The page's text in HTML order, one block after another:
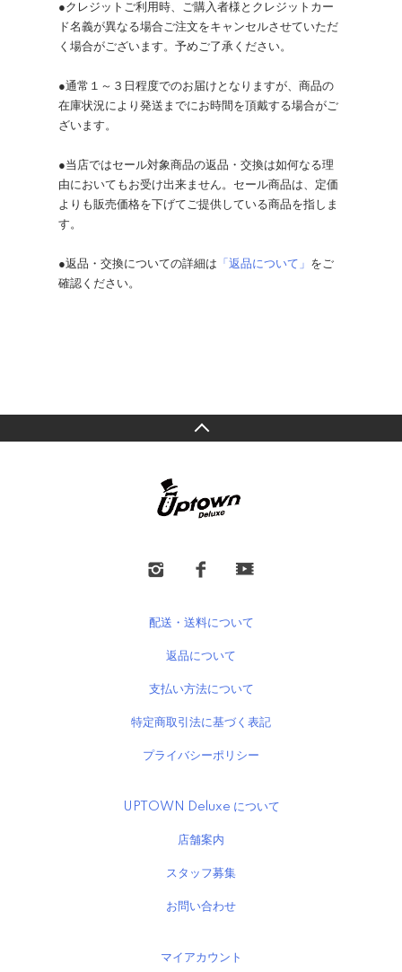
●クレジットご利用時、ご購入者様とクレジットカー
ド名義が異なる場合ご注文をキャンセルさせていただ
く場合がございます。予めご了承ください。
●通常１～３日程度でのお届けとなりますが、商品の
在庫状況により発送までにお時間を頂戴する場合がご
ざいます。
●当店ではセール対象商品の返品・交換は如何なる理
由においてもお受け出来ません。セール商品は、定価
よりも販売価格を下げてご提供している商品を指しま
す。
●返品・交換についての詳細は 「返品について」 をご
確認ください。
配送・送料について
返品について
支払い方法について
特定商取引法に基づく表記
プライバシーポリシー
UPTOWN Deluxe について
店舗案内
スタッフ募集
お問い合わせ
マイアカウント